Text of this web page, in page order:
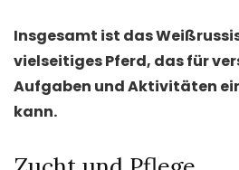
Insgesamt ist das
vielseitiges Pferd, das für
Aufgaben und Aktivitäten
kann.